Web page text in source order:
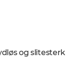
og slitesterk